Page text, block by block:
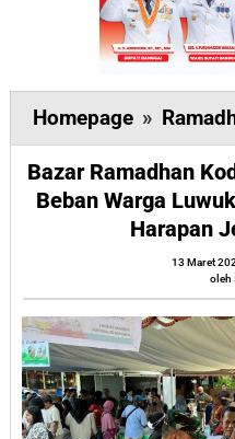
Homepage »
Bazar Ramadhan
Beban Warga
Harapan
13 Maret
oleh